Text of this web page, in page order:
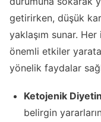
getirirken, düşük
yaklaşım sunar.
önemli etkiler
yönelik faydalar
Ketojenik
belirgin